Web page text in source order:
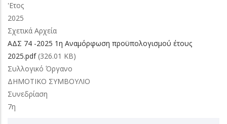
'Ετος
2025
Σχετικά Αρχεία
ΑΔΣ 74 -2025 1η Αναμόρφωση προϋπολογισμού έτους
2025.pdf (326.01 KB)
Συλλογικό Όργανο
ΔΗΜΟΤΙΚΟ ΣΥΜΒΟΥΛΙΟ
Συνεδρίαση
7η